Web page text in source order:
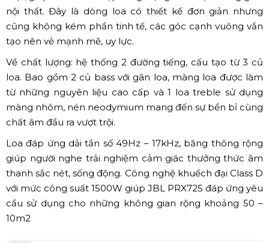
Loa JBL PRX725 là dòng loa liền công suất được thiết kế
dành cho âm thanh sự kiện, hội nghị hội thảo,...
Về thiết kế: JBL PRX725 sở hữu lớp sơn đen nhánh ở bề
mặt, giúp tôn lên vẻ đẹp sang trọng cho mọi không gian
nội thất. Đây là dòng loa có thiết kế đơn giản nhưng
cũng không kém phần tinh tế, các góc cạnh vuông vắn
tạo nên vẻ mạnh mẽ, uy lực.
Về chất lượng: hệ thống 2 đường tiếng, cấu tạo từ 3 củ
loa. Bao gồm 2 củ bass với gân loa, màng loa được làm
từ những nguyên liệu cao cấp và 1 loa treble sử dụng
màng nhôm, nén neodymium mang đến sự bền bỉ cùng
chất âm đầu ra vượt trội.
Loa đáp ứng dải tần số 49Hz – 17kHz, băng thông rộng